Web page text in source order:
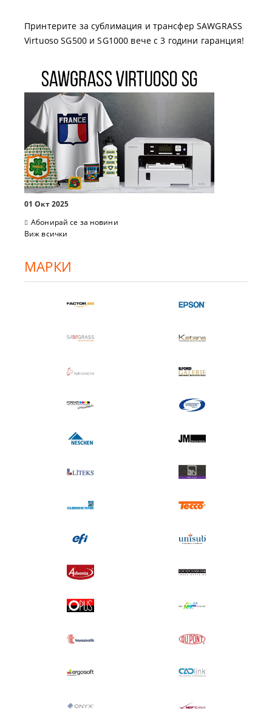
Принтерите за сублимация и трансфер SAWGRASS
Virtuoso SG500 и SG1000 вече с 3 години гаранция!
01 Окт 2025
Абонирай се за новини
Виж всички
МАРКИ